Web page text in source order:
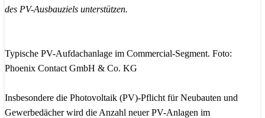
des PV-Ausbauziels unterstützen.
Typische PV-Aufdachanlage im Commercial-Segment. Foto:
Phoenix Contact GmbH & Co. KG
Insbesondere die Photovoltaik (PV)-Pflicht für Neubauten und
Gewerbedächer wird die Anzahl neuer PV-Anlagen im